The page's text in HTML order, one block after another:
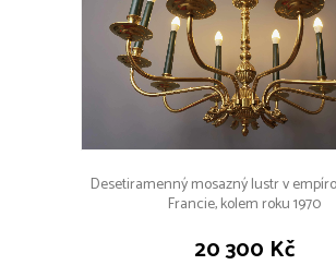
Desetiramenný mosazný lustr v
Francie, kolem roku 1970
20 300 Kč